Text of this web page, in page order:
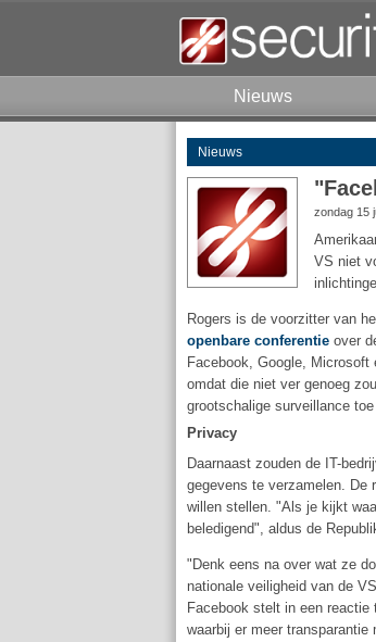
Nieuws
Nieuws
zondag 15
VS niet
Rogers is de voorzitter van
openbare conferentie over
Facebook, Google, Microsoft
omdat die niet ver genoeg
grootschalige surveillance
Privacy
Daarnaast zouden de IT-
gegevens te verzamelen. De
willen stellen. "Als je kijkt
beledigend", aldus de
"Denk eens na over wat ze
nationale veiligheid van de
Facebook stelt in een reactie
waarbij er meer